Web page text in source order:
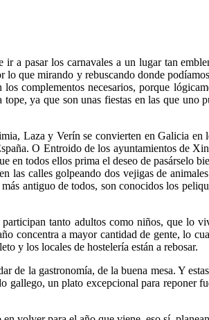
a pasar los carnavales a un lugar tan
que mirando y rebuscando donde
complementos necesarios, porque
ya que son unas fiestas en las que
Laza y Verín se convierten en Galicia en
O Entroido de los ayuntamientos de
todos ellos prima el deseo de pasárselo
calles golpeando dos vejigas de
antiguo de todos, son conocidos los
tanto adultos como niños, que lo
concentra a mayor cantidad de gente, lo
y los locales de hostelería están a rebosar.
la gastronomía, de la buena mesa. Y
un plato excepcional para reponer